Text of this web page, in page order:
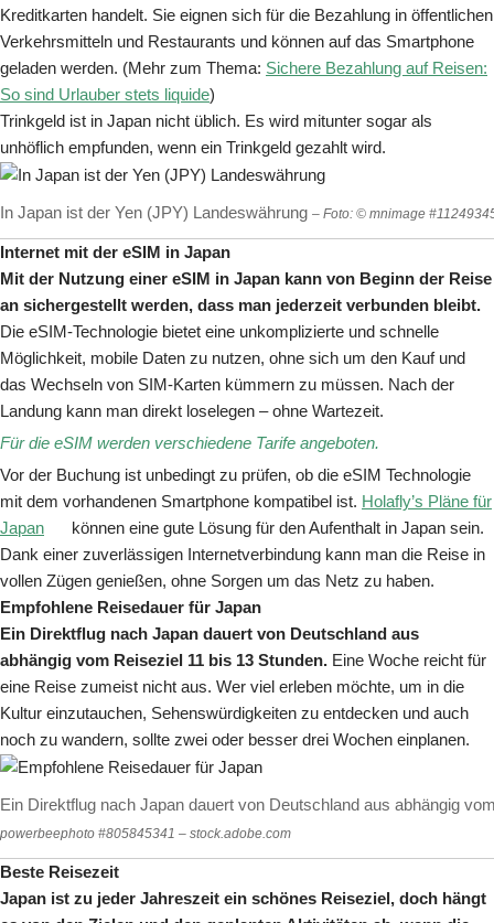
Kreditkarten handelt. Sie eignen sich für die Bezahlung in öffentlichen
Verkehrsmitteln und Restaurants und können auf das Smartphone
geladen werden. (Mehr zum Thema: Sichere Bezahlung auf Reisen:
So sind Urlauber stets liquide)
Trinkgeld ist in Japan nicht üblich. Es wird mitunter sogar als
unhöflich empfunden, wenn ein Trinkgeld gezahlt wird.
In Japan ist der Yen (JPY) Landeswährung – Foto: © mnimage
Internet mit der eSIM in Japan
Mit der Nutzung einer eSIM in Japan kann von Beginn der Reise
an sichergestellt werden, dass man jederzeit verbunden bleibt.
Die eSIM-Technologie bietet eine unkomplizierte und schnelle
Möglichkeit, mobile Daten zu nutzen, ohne sich um den Kauf und
das Wechseln von SIM-Karten kümmern zu müssen. Nach der
Landung kann man direkt loselegen – ohne Wartezeit.
Für die eSIM werden verschiedene Tarife angeboten.
Vor der Buchung ist unbedingt zu prüfen, ob die eSIM Technologie
mit dem vorhandenen Smartphone kompatibel ist. Holafly’s Pläne für
Japan
können eine gute Lösung für den Aufenthalt in Japan sein.
Dank einer zuverlässigen Internetverbindung kann man die Reise in
vollen Zügen genießen, ohne Sorgen um das Netz zu haben.
Empfohlene Reisedauer für Japan
Ein Direktflug nach Japan dauert von Deutschland aus
abhängig vom Reiseziel 11 bis 13 Stunden. Eine Woche reicht für
eine Reise zumeist nicht aus. Wer viel erleben möchte, um in die
Kultur einzutauchen, Sehenswürdigkeiten zu entdecken und auch
noch zu wandern, sollte zwei oder besser drei Wochen einplanen.
Ein Direktflug nach Japan dauert von Deutschland aus abhängig
powerbeephoto #805845341 – stock.adobe.com
Beste Reisezeit
Japan ist zu jeder Jahreszeit ein schönes Reiseziel, doch hängt